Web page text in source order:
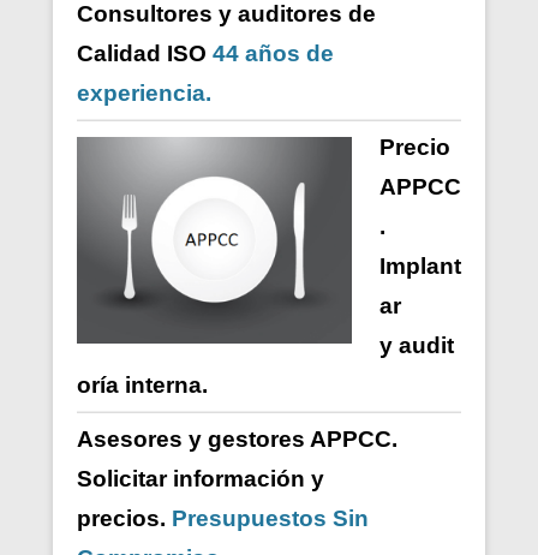
Consultores y auditores de
Calidad ISO 44 años de
experiencia.
Precio
APPCC
.
Implant
ar
y audit
oría interna.
Asesores y gestores APPCC.
Solicitar información y
precios. Presupuestos Sin